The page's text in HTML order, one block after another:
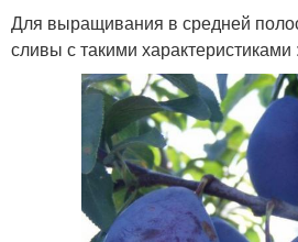
Для выращивания в средней
сливы с такими характеристиками :